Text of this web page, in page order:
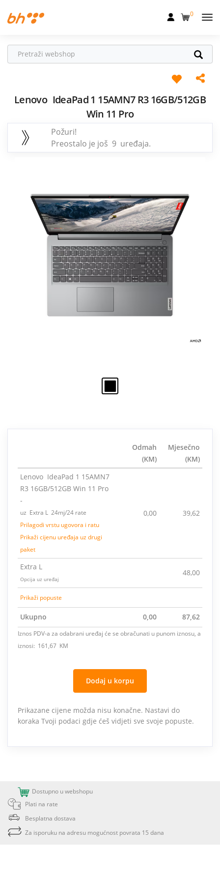
Fiksna
Televizija
Uređaji
Podrška
0
Lenovo IdeaPad 1 15AMN7 R3 16GB/512GB
Win 11 Pro
Požuri!
Preostalo je još 9 uređaja.
Odmah
(KM)
Mjesečno
(KM)
Lenovo IdeaPad 1 15AMN7
R3 16GB/512GB Win 11 Pro
-
uz Extra L 24mj/24 rate
Prilagodi vrstu ugovora i ratu
Prikaži cijenu uređaja uz drugi
paket
0,00 39,62
Extra L
Opcija uz uređaj
48,00
Prikaži popuste
Ukupno 0,00 87,62
Iznos PDV-a za odabrani uređaj će se obračunati u punom iznosu, a
iznosi: 161,67 KM
Dodaj u korpu
Prikazane cijene možda nisu konačne. Nastavi do
koraka Tvoji podaci gdje ćeš vidjeti sve svoje popuste.
Dostupno u webshopu
Plati na rate
Besplatna dostava
Za isporuku na adresu mogućnost povrata 15 dana